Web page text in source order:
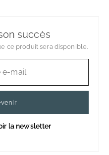
succès
ce produit sera disponible.
la newsletter